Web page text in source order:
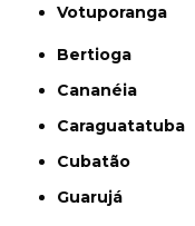
Votuporanga
Bertioga
Cananéia
Caraguatatuba
Cubatão
Guarujá